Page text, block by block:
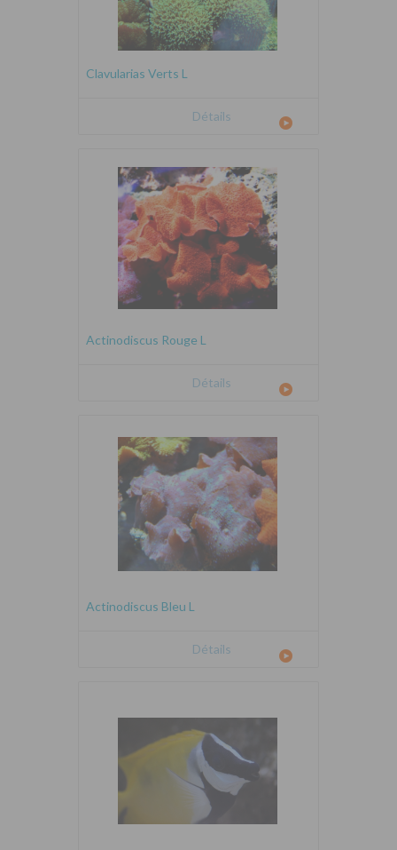
Clavularias Verts L
Détails
Actinodiscus Rouge L
Détails
Actinodiscus Bleu L
Détails